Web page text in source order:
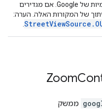
להגביל את החיפוש רק לפנורמות רשמיות של Google. אם מגדירים
של המקורות האלה. הערה:
.
Zoom
ממשק